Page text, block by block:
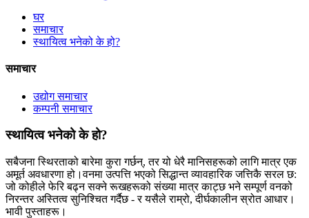
घर
समाचार
स्थायित्व भनेको के हो?
समाचार
उद्योग समाचार
कम्पनी समाचार
स्थायित्व भनेको के हो?
सबैजना स्थिरताको बारेमा कुरा गर्छन्, तर यो धेरै मानिसहरूको लागि मात्र एक
अमूर्त अवधारणा हो।वनमा उत्पत्ति भएको सिद्धान्त व्यावहारिक जत्तिकै सरल छ:
जो कोहीले फेरि बढ्न सक्ने रूखहरूको संख्या मात्र काट्छ भने सम्पूर्ण वनको
निरन्तर अस्तित्व सुनिश्चित गर्दैछ - र यसैले राम्रो, दीर्घकालीन स्रोत आधार।
भावी पुस्ताहरू।